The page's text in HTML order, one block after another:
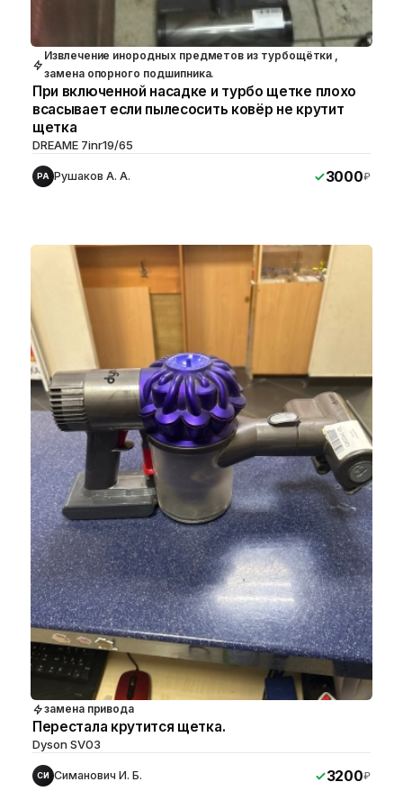
Извлечение инородных предметов из турбощётки ,
замена опорного подшипника.
При включенной насадке и турбо щетке плохо
всасывает если пылесосить ковёр не крутит
щетка
DREAME 7inr19/65
РА Рушаков А. А. 3000₽
замена привода
Перестала крутится щетка.
Dyson SV03
СИ Симанович И. Б. 3200₽